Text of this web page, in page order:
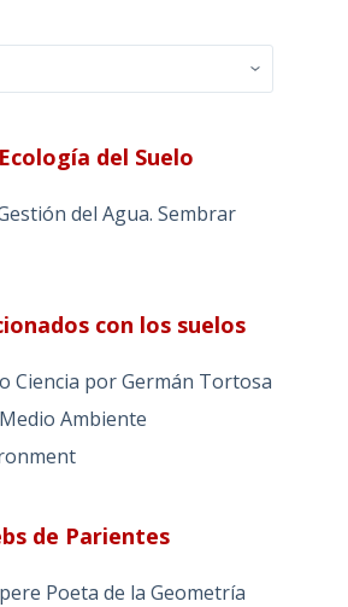
del Suelo
del Agua. Sembrar
con los suelos
Ciencia por Germán Tortosa
Ambiente
de Parientes
Poeta de la Geometría